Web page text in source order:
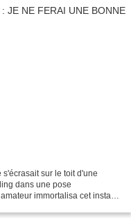
sur le toit d'une
dans une pose
immortalisa cet instant